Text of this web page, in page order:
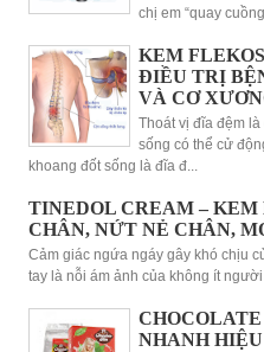
chị em “quay
KEM
ĐIỀU TRỊ
VÀ CƠ
Thoát vị đĩa đệm
sống có thể cử
khoang đốt sống là đĩa đ...
TINEDOL CREAM –
CHÂN, NỨT NẺ CHÂN,
Cảm giác ngứa ngáy gây khó chịu
tay là nỗi ám ảnh của không ít người
NHANH